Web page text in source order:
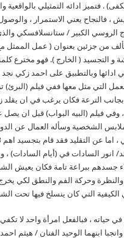
. فتميز ادائه التمثيلي
، فالنجاح يعني الاستمرار ،
الروسي الكبير / ستانسلافسكي
و التجسيد ( الخارج ). فهو مخترع
وبالتطبيق على احمد زكي نجد
التي مثل معها ففي فيلم
الترعة فكان يرغب في ان
، وفي فيلم (البيه البواب) قبل ان
ملابس الشخصية وسأله العمال عن
والقائد/ انور السادات في (أيام
جسدهم ببراعة تامة فكان يعيش
والنظرة وحركة الفم والنطق لكي
التي كان ينسلخ فيها تحت
حياته ، فبالفعل امرأة واحد لا
وانجبا ابنهما الوحيد الفنان /